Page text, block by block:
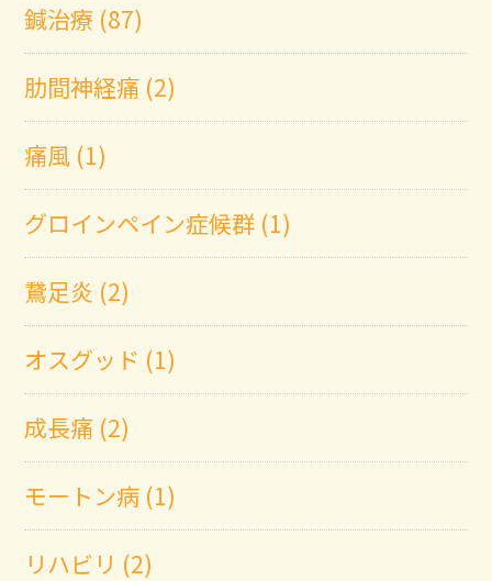
鍼治療 (87)
肋間神経痛 (2)
痛風 (1)
グロインペイン症候群 (1)
鵞足炎 (2)
オスグッド (1)
成長痛 (2)
モートン病 (1)
リハビリ (2)